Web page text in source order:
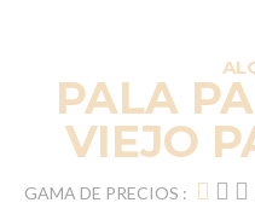
PALA
VIEJO
GAMA DE PRECIOS :